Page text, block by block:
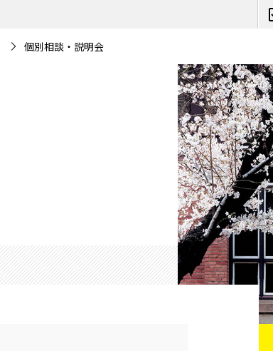
個別相談・説明会